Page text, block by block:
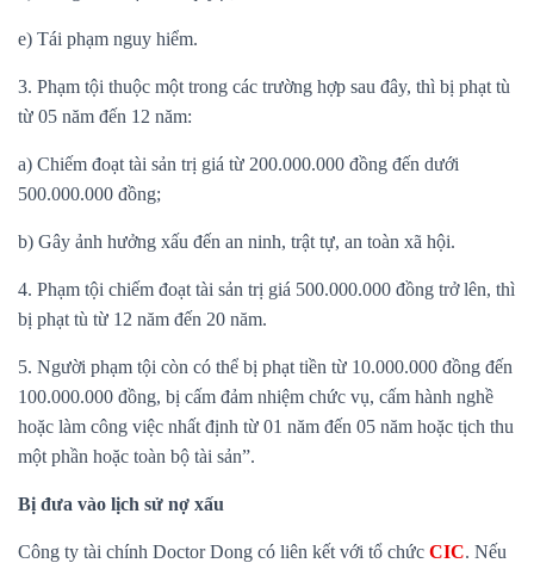
e) Tái phạm nguy hiểm.
3. Phạm tội thuộc một trong các trường hợp sau đây, thì bị phạt tù
từ 05 năm đến 12 năm:
a) Chiếm đoạt tài sản trị giá từ 200.000.000 đồng đến dưới
500.000.000 đồng;
b) Gây ảnh hưởng xấu đến an ninh, trật tự, an toàn xã hội.
4. Phạm tội chiếm đoạt tài sản trị giá 500.000.000 đồng trở lên, thì
bị phạt tù từ 12 năm đến 20 năm.
5. Người phạm tội còn có thể bị phạt tiền từ 10.000.000 đồng đến
100.000.000 đồng, bị cấm đảm nhiệm chức vụ, cấm hành nghề
hoặc làm công việc nhất định từ 01 năm đến 05 năm hoặc tịch thu
một phần hoặc toàn bộ tài sản”.
Bị đưa vào lịch sử nợ xấu
Công ty tài chính Doctor Dong có liên kết với tổ chức CIC. Nếu